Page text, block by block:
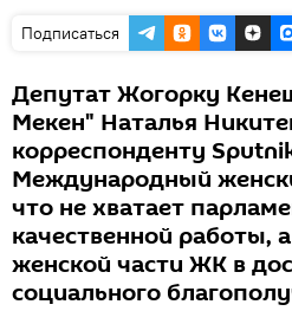
Подписаться
Депутат Жогорку
Мекен" Наталья
корреспонденту
Международный
что не хватает
качественной работы,
женской части ЖК в
социального